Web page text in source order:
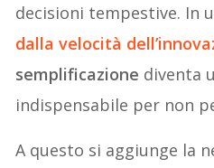
decisioni tempestive. In
dalla velocità
semplificazione diventa
indispensabile per non
A questo si aggiunge la